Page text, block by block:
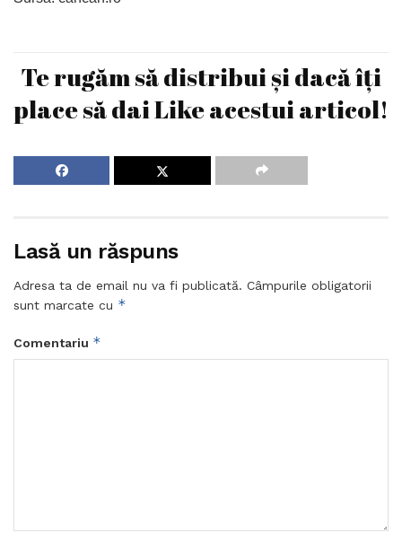
Te rugăm să distribui și dacă îți
place să dai Like acestui articol!
Lasă un răspuns
Adresa ta de email nu va fi publicată. Câmpurile obligatorii
sunt marcate cu *
Comentariu *